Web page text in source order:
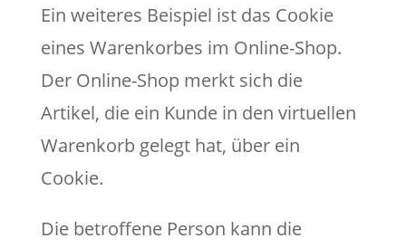
Ein weiteres Beispiel ist das Cookie
eines Warenkorbes im Online-Shop.
Der Online-Shop merkt sich die
Artikel, die ein Kunde in den virtuellen
Warenkorb gelegt hat, über ein
Cookie.
Die betroffene Person kann die